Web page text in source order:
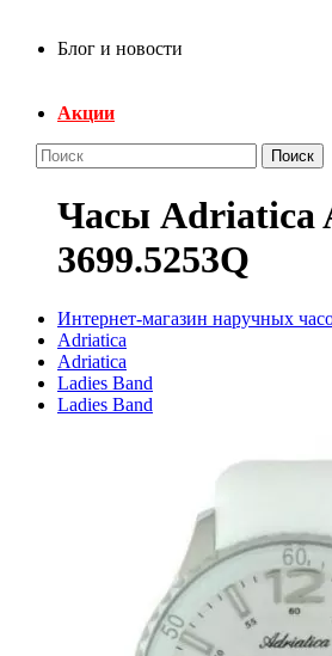
Блог и новости
Акции
Поиск
Часы Adriatica
3699.5253Q
Интернет-магазин наручных
Adriatica
Adriatica
Ladies Band
Ladies Band